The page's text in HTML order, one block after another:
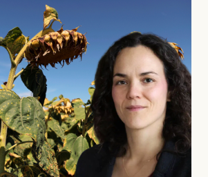
2026
#23/2026
Jesper Lundby: ”Livet i sig
är ganska politiskt”
2026
2026